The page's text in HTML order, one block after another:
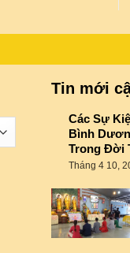
Tin mới
Các Sự
Bình
Trong Đời
Tháng 4 10,